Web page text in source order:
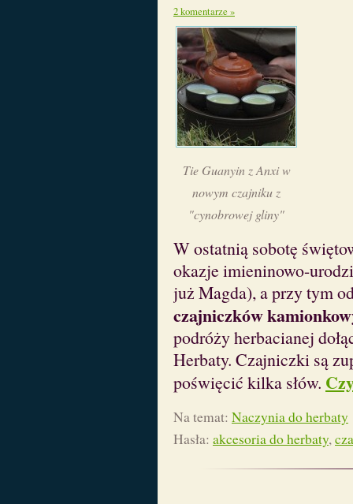
2 komentarze »
Tie Guanyin z Anxi w
nowym czajniku z
"cynobrowej gliny"
W ostatnią sobotę
okazje imieninowo-
już Magda), a przy tym
czajniczków
podróży herbacianej
Herbaty. Czajniczki są
poświęcić kilka słów.
Na temat: Naczynia do herbaty
Hasła: akcesoria do herbaty,